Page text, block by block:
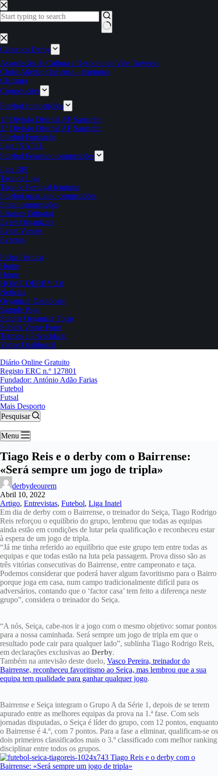
Pular
para
o
Sem
resultados
Cadernos Derby
Associação de Cultura e Desporto de Vale Travesso
Clube Atlético Ouriense – feminino
Ciclismo
Competições
Futebol competições
1.ª Divisão Distrital AF Santarém
2.ª Divisão Distrital AF Santarém
Futebol Formação
Liga INATEL
Futebol Feminino competições
Liga BPI
Taça da Liga
Taça de Portugal feminina
Futebol masculino competições
Futsal competições
Estatuto Editorial
Event Organizers
Event Venues
Eventos
Ficha Técnica
Home
Home
HOME DERBY 2.0
Notícias
Organizer Dashboard
Sample Page
Submit Organizer Form
Submit Venue Form
Termos e Privacidade
Venue Dashboard
Diário Online Gratuito
Registo ERC n.º 127801
Fundador: António Adão Farias
Futebol
Futsal
Mais Desporto
Pesquisar
Menu
Tiago Reis e o derby com o Bairrense:
«Será sempre um jogo de tripla»
derbydeourem
Abril 10, 2022
Artigo, Entrevistas, Futebol, Liga Inatel
Em dia de derby com o Bairrense, o treinador do Seiça, Tiago Rodrigo
Reis reforçou o equilíbrio do grupo, lembrou que todas as equipas
ainda estão em condições de lutar pela qualificação e reconheceu estar
à espera de um jogo de tripla.
“Já me tinha referido ao equilíbrio que este grupo tem entre todas as
equipas e que todas estão na luta pela passagem. Prova disso são as
três vitórias consecutivas do Bairrense, entre campeonato e taça.
Podemos considerar que poderá haver algum favoritismo para o Bairro
porque joga em casa, num campo tradicionalmente difícil para os
adversários, contando que o ‘factor casa’ tem feito a diferença neste
grupo”, considera o treinador do Seiça.
“A nós, Seiça, cabe-nos ir a jogo com o mesmo objetivo: somar pontos
para a nossa caminhada. Será sempre um jogo de tripla em que o
resultado pode cair para qualquer lado”, sublinha Tiago Rodrigo Reis,
em declarações exclusivas ao Derby.
Também na antevisão deste duelo, Vasco Pereira, treinador do
Bairrense, reconheceu favoritismo ao Seiça, mas lembrou que a sua
equipa tem qualidade para ganhar qualquer jogo.
Bairrense e Seiça integram o Grupo A da Série 1, depois de se terem
apurado entre as melhores equipas da prova na 1.ª fase. Com seis
jornadas disputadas, o Seiça é líder do grupo, com 12 pontos, enquanto
o Bairrense é 4.º, com 7 pontos. Para a fase a eliminar, qualificam-se os
dois primeiros classificados mais o 3.º classificado com melhor ranking
disciplinar entre todos os grupos.